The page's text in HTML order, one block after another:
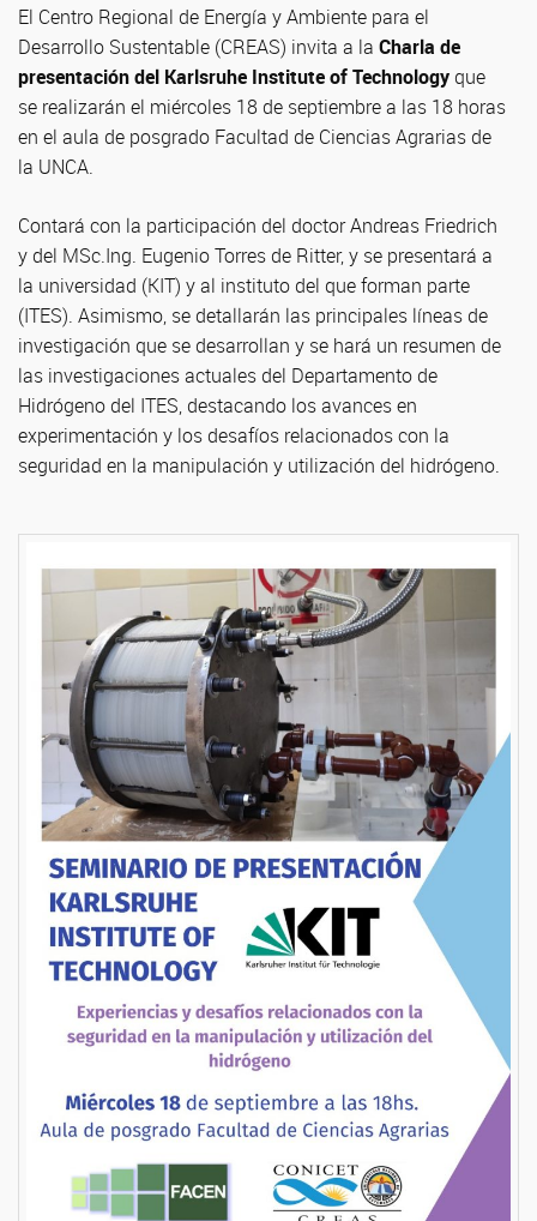
El Centro Regional de Energía y Ambiente para el
Desarrollo Sustentable (CREAS) invita a la Charla de
presentación del Karlsruhe Institute of Technologyque
se realizarán el miércoles 18 de septiembre a las 18 horas
en el aula de posgrado Facultad de Ciencias Agrarias de
la UNCA.
Contará con la participación del doctor Andreas Friedrich
y del MSc.Ing. Eugenio Torres de Ritter, y se presentará a
la universidad (KIT) y al instituto del que forman parte
(ITES). Asimismo, se detallarán las principales líneas de
investigación que se desarrollan y se hará un resumen de
las investigaciones actuales del Departamento de
Hidrógeno del ITES, destacando los avances en
experimentación y los desafíos relacionados con la
seguridad en la manipulación y utilización del hidrógeno.